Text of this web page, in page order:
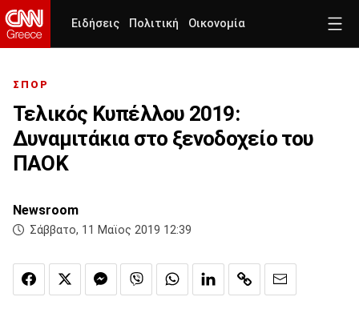
Ειδήσεις Πολιτική Οικονομία
ΣΠΟΡ
Τελικός Κυπέλλου 2019:
Δυναμιτάκια στο ξενοδοχείο του
ΠΑΟΚ
Newsroom
Σάββατο, 11 Μαϊος 2019 12:39